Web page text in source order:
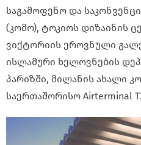
საგამოფენო და
(კომო), ტოკიოს დიზაინის
ვიქტორიის ეროვნული
ისლამური ხელოვნების
პარიზში, მილანის ახალი
საერთაშორისო Airterminal